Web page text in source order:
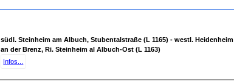
südl. Steinheim am Albuch, Stubentalstraße (L 1165) - westl. Heidenheim
an der Brenz, Ri. Steinheim al Albuch-Ost (L 1163)
Infos...